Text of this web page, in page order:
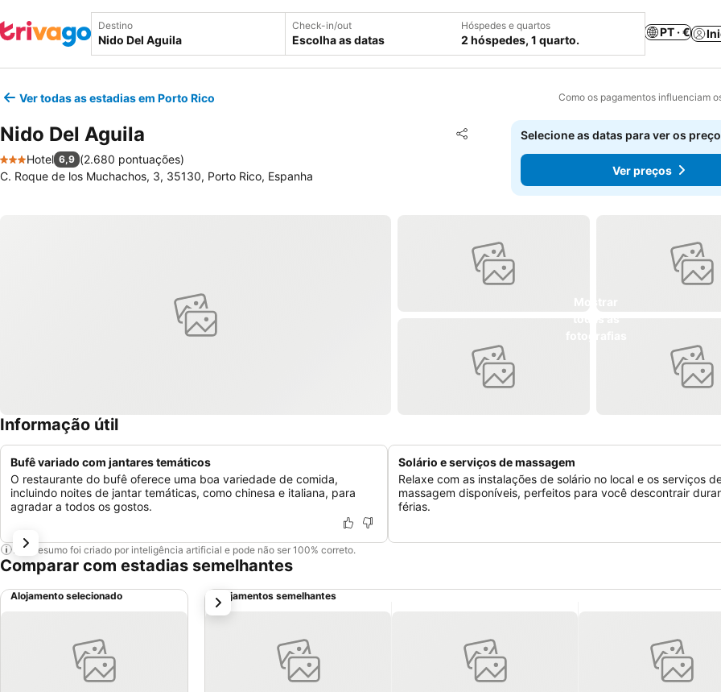
Destino Check-in/out
Escolha as datas
Hóspedes e quartos
2 hóspedes, 1 quarto.
PT · €
Ver todas as estadias em Porto Rico Como os pagamentos influenciam
Nido Del Aguila Partilhar
Adicionar aos favoritos
3 Estrelas
Hotel 6,9 (2.680 pontuações)
C. Roque de los Muchachos, 3, 35130, Porto Rico, Espanha
Selecione as datas para ver os
Ver preços
Informação útil
Bufê variado com jantares temáticos
O restaurante do bufê oferece uma boa variedade de comida,
incluindo noites de jantar temáticas, como chinesa e italiana, para
agradar a todos os gostos.
Solário e serviços de massagem
Relaxe com as instalações de solário no local e os serviços
massagem disponíveis, perfeitos para você descontrair
férias.
Este resumo foi criado por inteligência artificial e pode não ser 100% correto.
Comparar com estadias semelhantes
Alojamento selecionado Alojamentos semelhantes
próximo